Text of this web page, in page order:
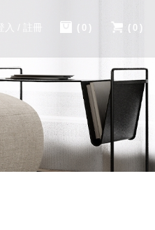
登入 / 註冊 (0) (0)